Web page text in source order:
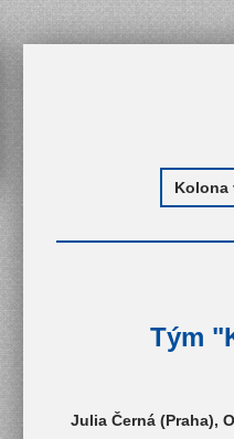
Tým
Julia Černá (Praha),